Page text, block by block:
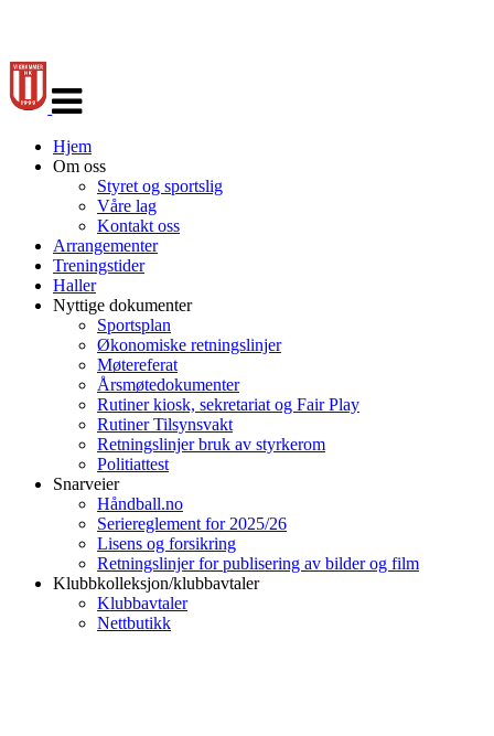
navigasjon
Hjem
Om oss
Styret og sportslig
Våre lag
Kontakt oss
Arrangementer
Treningstider
Haller
Nyttige dokumenter
Sportsplan
Økonomiske retningslinjer
Møtereferat
Årsmøtedokumenter
Rutiner kiosk, sekretariat og Fair Play
Rutiner Tilsynsvakt
Retningslinjer bruk av styrkerom
Politiattest
Snarveier
Håndball.no
Seriereglement for 2025/26
Lisens og forsikring
Retningslinjer for publisering av bilder og film
Klubbkolleksjon/klubbavtaler
Klubbavtaler
Nettbutikk